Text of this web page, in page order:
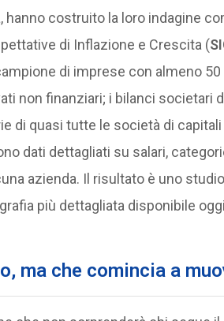
hanno costruito la loro indagine
di Inflazione e Crescita (
di imprese con almeno
non finanziari; i bilanci societari
di quasi tutte le società di capitali
dati dettagliati su salari,
azienda. Il risultato è uno
più dettagliata disponibile
ma che comincia a